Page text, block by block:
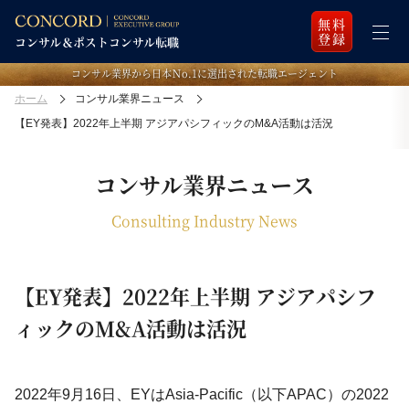
無料
登録
コンサル業界から日本Ｎo.1に選出された転職エージェント
ホーム
コンサル業界ニュース
【EY発表】2022年上半期 アジアパシフィックのM&A活動は活況
コンサル業界ニュース
Consulting Industry News
【EY発表】2022年上半期 アジアパシフ
ィックのM&A活動は活況
2022年9月16日、EYはAsia-Pacific（以下APAC）の2022